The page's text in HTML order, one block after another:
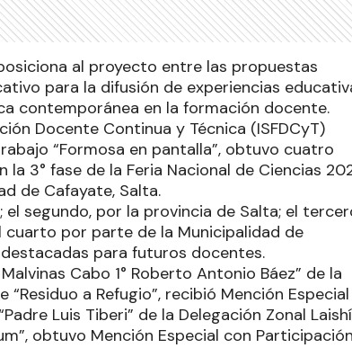
al proyecto entre las propuestas
para la difusión de experiencias
contemporánea en la formación docente.
Docente Continua y Técnica (ISFDCyT)
“Formosa en pantalla”, obtuvo cuatro
3° fase de la Feria Nacional de Ciencias
de Cafayate, Salta.
segundo, por la provincia de Salta; el
por parte de la Municipalidad de
para futuros docentes.
Cabo 1° Roberto Antonio Báez” de la
a Refugio”, recibió Mención Especial
Luis Tiberi” de la Delegación Zonal
obtuvo Mención Especial con Participación